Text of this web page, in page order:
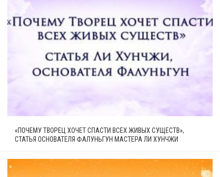
«ПОЧЕМУ ТВОРЕЦ ХОЧЕТ СПАСТИ ВСЕХ ЖИВЫХ СУЩЕСТВ»,
СТАТЬЯ ОСНОВАТЕЛЯ ФАЛУНЬГУН МАСТЕРА ЛИ ХУНЧЖИ